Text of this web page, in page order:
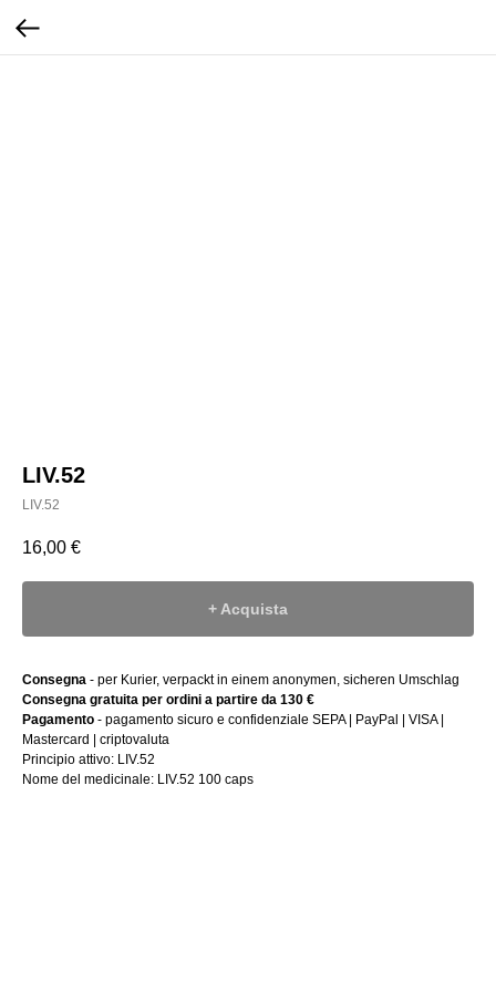
LIV.52
LIV.52
16,00 €
+ Acquista
Consegna - per Kurier, verpackt in einem anonymen, sicheren Umschlag
Consegna gratuita per ordini a partire da 130 €
Pagamento - pagamento sicuro e confidenziale SEPA | PayPal | VISA |
Mastercard | criptovaluta
Principio attivo: LIV.52
Nome del medicinale: LIV.52 100 caps